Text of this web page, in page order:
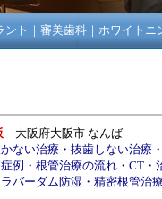
ント ｜ 審美歯科｜ ホワイトニ
大阪府大阪市 なんば
ない治療・ 抜歯しない治療・
例 ・ 根管治療の流れ・ CT・
ラバーダム防湿・ 精密根管治